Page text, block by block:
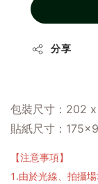
分享
包裝尺寸：202
貼紙尺寸：
【注意事項】
1.由於光線、拍攝